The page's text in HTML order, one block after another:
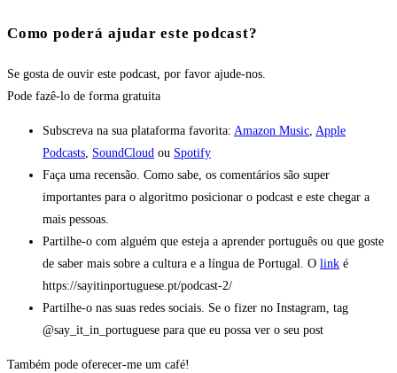
Como poderá ajudar este podcast?
Se gosta de ouvir este podcast, por favor ajude-nos.
Pode fazê-lo de forma gratuita
Subscreva na sua plataforma favorita: Amazon Music, Apple
Podcasts, SoundCloud ou Spotify
Faça uma recensão. Como sabe, os comentários são super
importantes para o algoritmo posicionar o podcast e este chegar a
mais pessoas.
Partilhe-o com alguém que esteja a aprender português ou que goste
de saber mais sobre a cultura e a língua de Portugal. O link é
https://sayitinportuguese.pt/podcast-2/
Partilhe-o nas suas redes sociais. Se o fizer no Instagram, tag
@say_it_in_portuguese para que eu possa ver o seu post
Também pode oferecer-me um café!